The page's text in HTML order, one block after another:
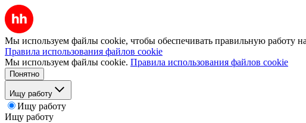
Мы используем файлы cookie, чтобы обеспечивать правильную работу
Правила использования файлов cookie
Мы используем файлы cookie. Правила использования файлов cookie
Понятно
Ищу работу
Ищу работу
Ищу работу